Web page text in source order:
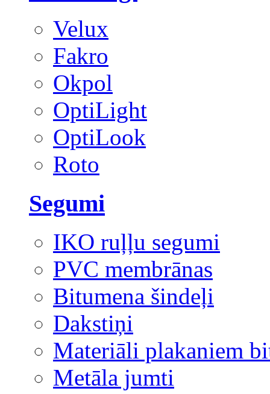
Velux
Fakro
Okpol
OptiLight
OptiLook
Roto
Segumi
IKO ruļļu segumi
PVC membrānas
Bitumena šindeļi
Dakstiņi
Materiāli plakaniem
Metāla jumti